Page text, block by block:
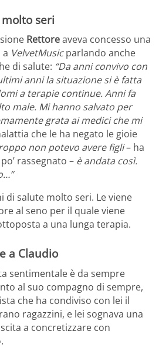
seri
Rettoreaveva concesso una
VelvetMusicparlando anche
di salute: “Da anni convivo con
anni la situazione si è fatta
a terapie continue. Anni fa
male. Mi hanno salvato per
grata ai medici che mi
che le ha negato le gioie
non potevo avere figli– ha
rassegnato – è andata così.
di salute molto seri. Le viene
al seno per il quale viene
a una lunga terapia.
a Claudio
sentimentale è da sempre
al suo compagno di sempre,
che ha condiviso con lei il
ragazzini, e lei sognava una
a concretizzare con